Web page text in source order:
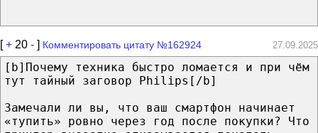
[+ 20 - ] Комментировать цитату №162924 27.09.2025
[b]Почему техника быстро ломается и при чём
тут тайный заговор Philips[/b]
Замечали ли вы, что ваш смартфон начинает
«тупить» ровно через год после покупки? Что